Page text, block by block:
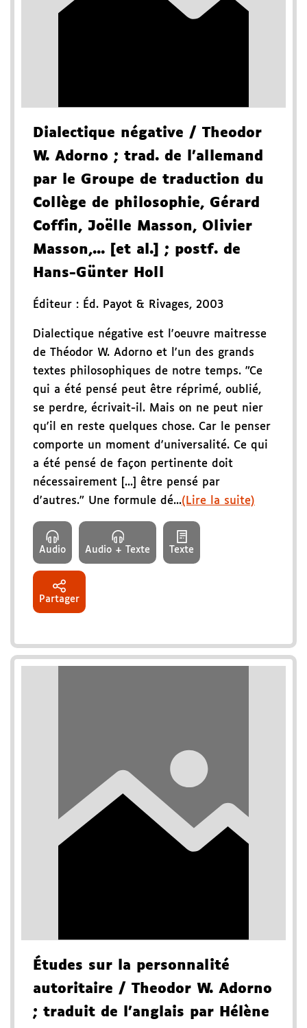
Dialectique négative / Theodor
W. Adorno ; trad. de l'allemand
par le Groupe de traduction du
Collège de philosophie, Gérard
Coffin, Joëlle Masson, Olivier
Masson,... [et al.]
; postf. de
Hans-Günter Holl
Éditeur : Éd. Payot & Rivages, 2003
Dialectique négative est l'oeuvre maitresse
de Théodor W. Adorno et l'un des grands
textes philosophiques de notre temps. "Ce
qui a été pensé peut être réprimé, oublié,
se perdre, écrivait-il. Mais on ne peut nier
qu'il en reste quelques chose. Car le penser
comporte un moment d'universalité. Ce qui
a été pensé de façon pertinente doit
nécessairement [...] être pensé par
d'autres." Une formule dé...(Lire la suite)
Audio Audio + Texte Texte
Partager
Études sur la personnalité
autoritaire / Theodor W. Adorno
; traduit de l'anglais par Hélène